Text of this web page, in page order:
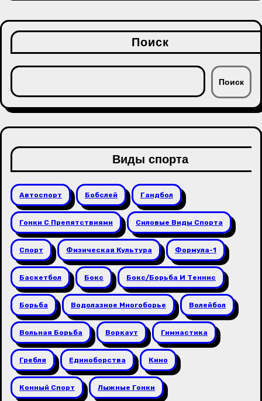
Поиск
Поиск
Виды спорта
Автоспорт Бобслей Гандбол
Гонки С Препятствиями Силовые Виды Спорта
Спорт Физическая Культура Формула-1
Баскетбол Бокс Бокс/борьба И Теннис
Борьба Водолазное Многоборье Волейбол
Вольная Борьба Воркаут Гимнастика
Гребля Единоборства Кино
Конный Спорт Лыжные Гонки